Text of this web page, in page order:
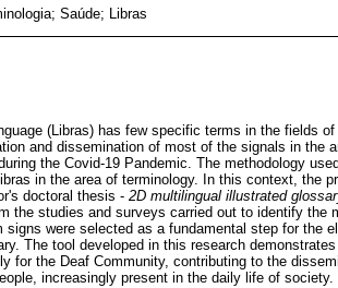
Saúde; Libras
(Libras) has few specific terms in the fields
and dissemination of most of the signals in the
the Covid-19 Pandemic. The methodology
in the area of terminology. In this context, the
doctoral thesis - 2D multilingual illustrated
the studies and surveys carried out to identify the
signs were selected as a fundamental step for the
The tool developed in this research
for the Deaf Community, contributing to the
increasingly present in the daily life of society.